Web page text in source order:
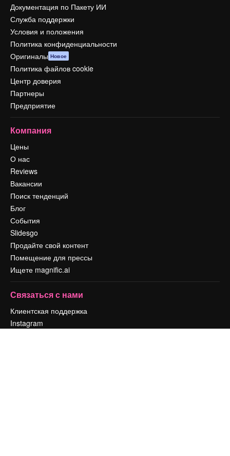
Документация по Пакету ИИ
Служба поддержки
Условия и положения
Политика конфиденциальности
Оригиналы Новое
Политика файлов cookie
Центр доверия
Партнеры
Предприятие
Компания
Цены
О нас
Reviews
Вакансии
Поиск тенденций
Блог
События
Slidesgo
Продайте свой контент
Помещение для прессы
Ищете magnific.ai
Связаться с нами
Клиентская поддержка
Instagram